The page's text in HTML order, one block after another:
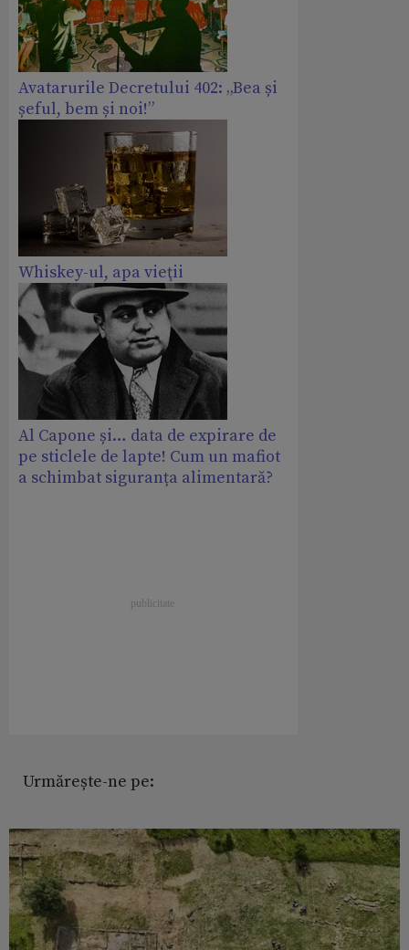
Avatarurile Decretului 402: „Bea și
șeful, bem și noi!”
Whiskey-ul, apa vieţii
Al Capone și… data de expirare de
pe sticlele de lapte! Cum un mafiot
a schimbat siguranța alimentară?
Urmărește-ne pe: